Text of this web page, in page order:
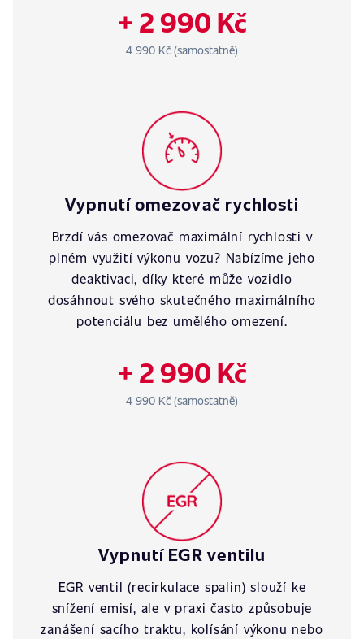
+ 2 990 Kč
4 990 Kč (samostatně)
Vypnutí omezovač rychlosti
Brzdí vás omezovač maximální rychlosti v
plném využití výkonu vozu? Nabízíme jeho
deaktivaci, díky které může vozidlo
dosáhnout svého skutečného maximálního
potenciálu bez umělého omezení.
+ 2 990 Kč
4 990 Kč (samostatně)
Vypnutí EGR ventilu
EGR ventil (recirkulace spalin) slouží ke
snížení emisí, ale v praxi často způsobuje
zanášení sacího traktu, kolísání výkonu nebo